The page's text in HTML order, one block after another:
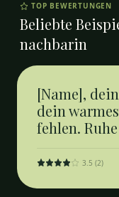
TOP BEWERTUNGEN
Beliebte
nachbarin
[Name],
dein
fehlen.
3.5 (2)